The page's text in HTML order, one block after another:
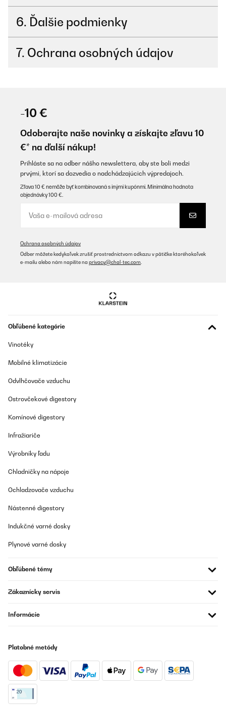
6. Ďalšie podmienky
7. Ochrana osobných údajov
-10 €
Odoberajte naše novinky a získajte zľavu 10
€* na ďalší nákup!
Prihláste sa na odber nášho newslettera, aby ste boli medzi
prvými, ktorí sa dozvedia o nadchádzajúcich výpredajoch.
Zľava 10 € nemôže byť kombinovaná s inými kupónmi. Minimálna hodnota
objednávky 100 €.
Ochrana osobných údajov
Odber môžete kedykoľvek zrušiť prostredníctvom odkazu v pätičke ktoréhokoľvek
e-mailu alebo nám napíšte na privacy@chal-tec.com
Obľúbené kategórie
Vinotéky
Mobilné klimatizácie
Odvlhčovače vzduchu
Ostrovčekové digestory
Komínové digestory
Infražiariče
Výrobníky ľadu
Chladničky na nápoje
Ochladzovače vzduchu
Nástenné digestory
Indukčné varné dosky
Plynové varné dosky
Obľúbené témy
Zákaznícky servis
Informácie
Platobné metódy